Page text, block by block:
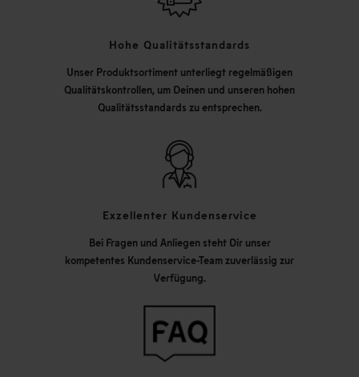
Hohe Qualitätsstandards
Unser Produktsortiment unterliegt regelmäßigen
Qualitätskontrollen, um Deinen und unseren hohen
Qualitätsstandards zu entsprechen.
Exzellenter Kundenservice
Bei Fragen und Anliegen steht Dir unser
kompetentes Kundenservice-Team zuverlässig zur
Verfügung.